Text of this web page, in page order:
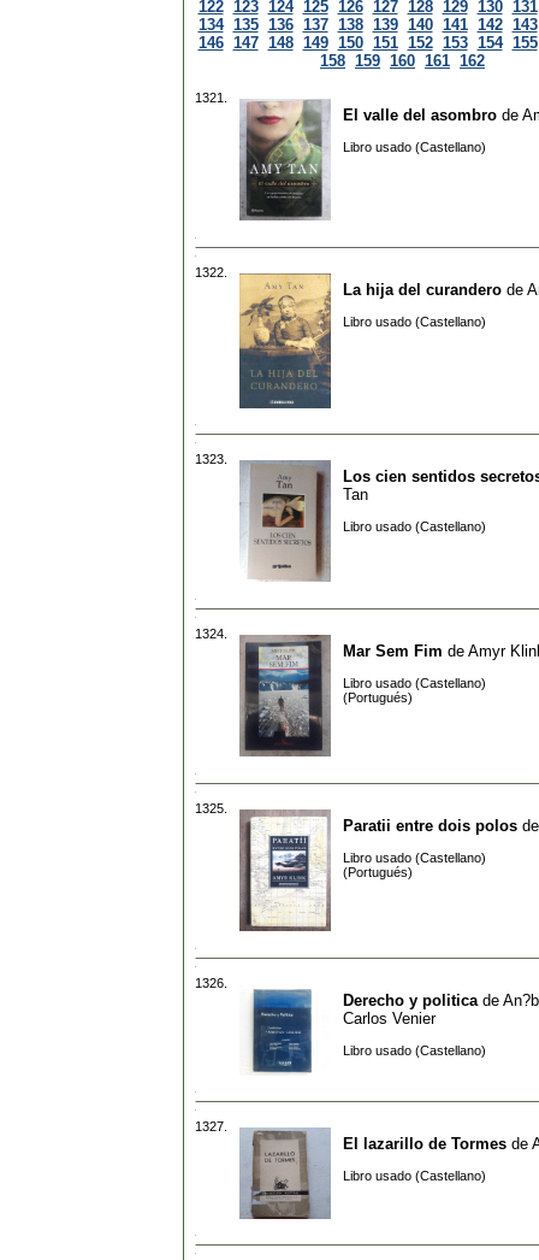
122 123 124 125 126 127 128 129 130 131
134 135 136 137 138 139 140 141 142 143
146 147 148 149 150 151 152 153 154 155
158 159 160 161 162
1321.
El valle del asombro de
Libro usado (Castellano)
1322.
La hija del curandero de
Libro usado (Castellano)
1323.
Los cien sentidos
Tan
Libro usado (Castellano)
1324.
Mar Sem Fim de Amyr
Libro usado (Castellano)
(Portugués)
1325.
Paratii entre dois polos
Libro usado (Castellano)
(Portugués)
1326.
Derecho y politica de
Carlos Venier
Libro usado (Castellano)
1327.
El lazarillo de Tormes de
Libro usado (Castellano)